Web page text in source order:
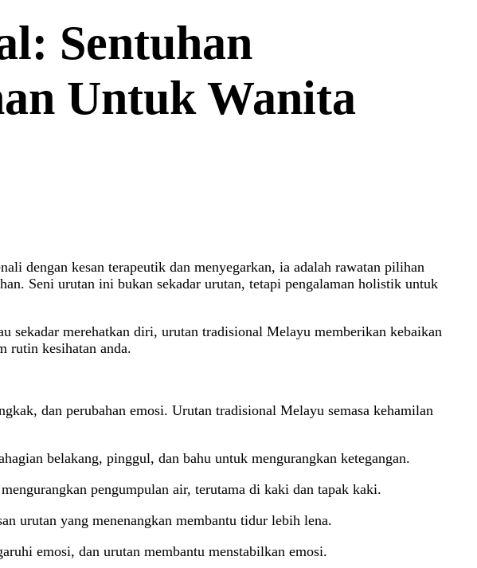
Sentuhan
Untuk Wanita
dengan kesan terapeutik dan menyegarkan, ia adalah rawatan pilihan
Seni urutan ini bukan sekadar urutan, tetapi pengalaman holistik untuk
sekadar merehatkan diri, urutan tradisional Melayu memberikan kebaikan
rutin kesihatan anda.
dan perubahan emosi. Urutan tradisional Melayu semasa kehamilan
belakang, pinggul, dan bahu untuk mengurangkan ketegangan.
pengumpulan air, terutama di kaki dan tapak kaki.
urutan yang menenangkan membantu tidur lebih lena.
emosi, dan urutan membantu menstabilkan emosi.